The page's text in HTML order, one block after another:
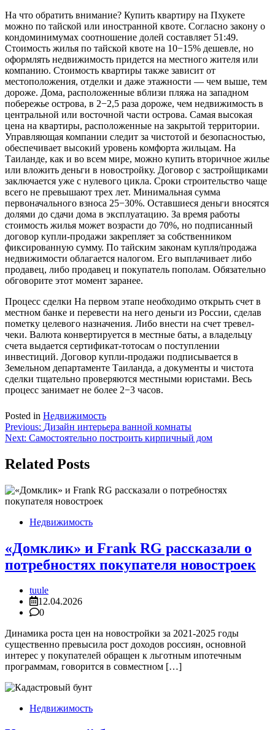
На что обратить внимание? Купить квартиру на Пхукете
можно по тайской или иностранной квоте. Согласно закону о
кондоминимумах соотношение долей составляет 51:49.
Стоимость жилья по тайской квоте на 10−15% дешевле, но
оформлять недвижимость придется на местного жителя или
компанию. Стоимость квартиры также зависит от
местоположения, отделки и даже этажности — чем выше, тем
дороже. Дома, расположенные вблизи пляжа на западном
побережье острова, в 2−2,5 раза дороже, чем недвижимость в
центральной или восточной части острова. Самая высокая
цена на квартиры, расположенные на закрытой территории.
Управляющая компании следит за чистотой и безопасностью,
обеспечивает высокий уровень комфорта жильцам. На
Таиланде, как и во всем мире, можно купить вторичное жилье
или вложить деньги в новостройку. Договор с застройщиками
заключается уже с нулевого цикла. Сроки строительство чаще
всего не превышают трех лет. Минимальная сумма
первоначального взноса 25−30%. Оставшиеся деньги вносятся
долями до сдачи дома в эксплуатацию. За время работы
стоимость жилья может возрасти до 70%, но подписанный
договор купли-продажи закрепляет за собственником
фиксированную сумму. По тайским законам купля/продажа
недвижимости облагается налогом. Его выплачивает либо
продавец, либо продавец и покупатель пополам. Обязательно
обговорите этот момент заранее.
Процесс сделки На первом этапе необходимо открыть счет в
местном банке и перевести на него деньги из России, сделав
пометку целевого назначения. Либо внести на счет тревел-
чеки. Валюта конвертируется в местные баты, а владельцу
счета выдается сертификат-тотосам о поступлении
инвестиций. Договор купли-продажи подписывается в
Земельном департаменте Таиланда, а документы и чистота
сделки тщательно проверяются местными юристами. Весь
процесс занимает не более 2−3 часов.
Posted in Недвижимость
Навигация
по
записям
Previous: Дизайн интерьера ванной комнаты
Next: Самостоятельно построить кирпичный дом
Related Posts
Недвижимость
«Домклик» и Frank RG рассказали о
потребностях покупателя новостроек
tuule
12.04.2026
0
Динамика роста цен на новостройки за 2021-2025 годы
существенно превысила рост доходов россиян, основной
интерес у покупателей обращен к льготным ипотечным
программам, говорится в совместном […]
Недвижимость